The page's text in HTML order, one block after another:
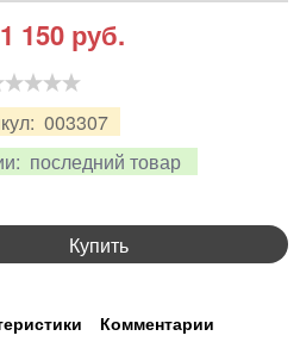
003307
последний товар
1 150 руб.
Купить
Комментарии